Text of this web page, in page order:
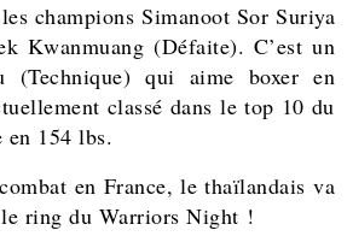
champions Simanoot Sor Suriya
Kwanmuang (Défaite). C’est un
(Technique) qui aime boxer en
classé dans le top 10 du
en 154 lbs.
en France, le thaïlandais va
ring du Warriors Night !